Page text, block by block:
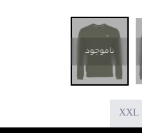
ناموجود
XXL